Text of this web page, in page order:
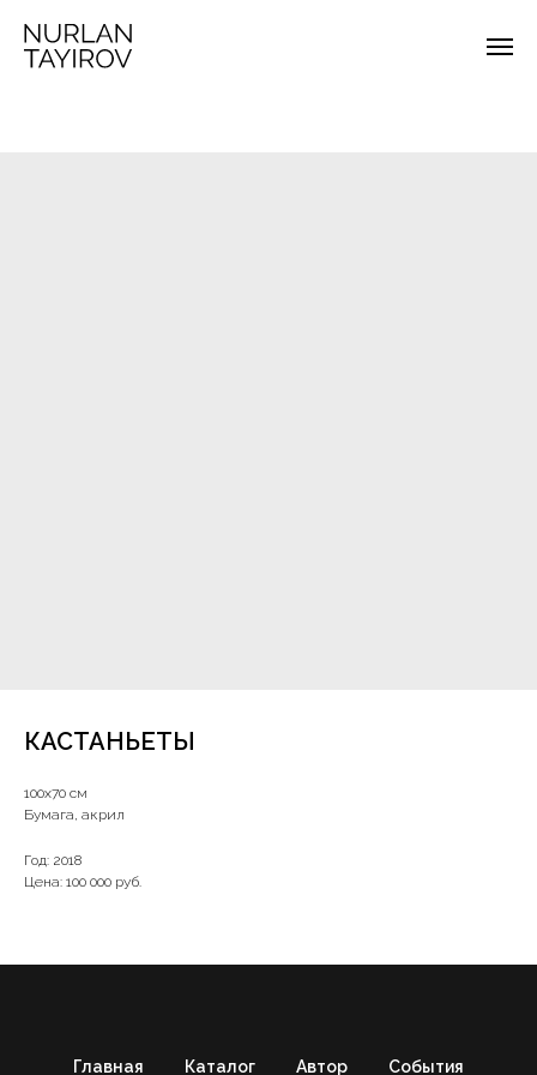
КАСТАНЬЕТЫ
100х70 см
Бумага, акрил
Год: 2018
Цена: 100 000 руб.
Главная Каталог Автор События